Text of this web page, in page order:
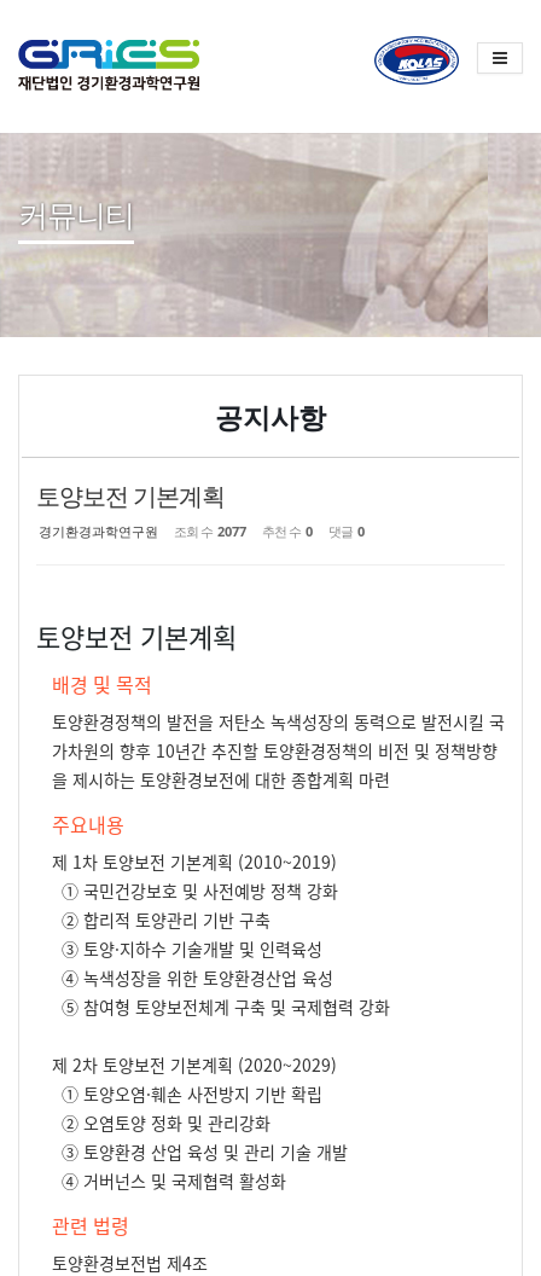
커뮤니티
공지사항
토양보전 기본계획
경기환경과학연구원 조회 수 2077 추천 수 0 댓글 0
토양보전 기본계획
배경 및 목적
토양환경정책의 발전을 저탄소 녹색성장의 동력으로 발전시킬 국
가차원의 향후 10년간 추진할 토양환경정책의 비전 및 정책방향
을 제시하는 토양환경보전에 대한 종합계획 마련
주요내용
제 1차 토양보전 기본계획 (2010~2019)
① 국민건강보호 및 사전예방 정책 강화
② 합리적 토양관리 기반 구축
③ 토양·지하수 기술개발 및 인력육성
④ 녹색성장을 위한 토양환경산업 육성
⑤ 참여형 토양보전체계 구축 및 국제협력 강화
제 2차 토양보전 기본계획 (2020~2029)
① 토양오염·훼손 사전방지 기반 확립
② 오염토양 정화 및 관리강화
③ 토양환경 산업 육성 및 관리 기술 개발
④ 거버넌스 및 국제협력 활성화
관련 법령
토양환경보전법 제4조
스케치북5
스케치북5